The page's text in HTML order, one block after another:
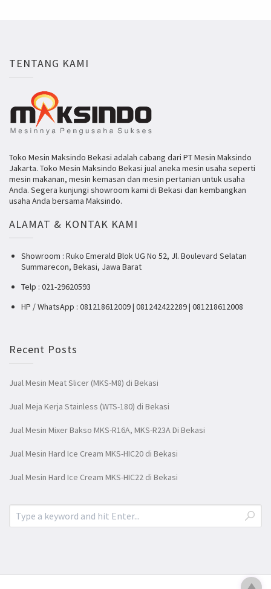
TENTANG KAMI
Toko Mesin Maksindo Bekasi adalah cabang dari PT Mesin Maksindo
Jakarta. Toko Mesin Maksindo Bekasi jual aneka mesin usaha seperti
mesin makanan, mesin kemasan dan mesin pertanian untuk usaha
Anda. Segera kunjungi showroom kami di Bekasi dan kembangkan
usaha Anda bersama Maksindo.
ALAMAT & KONTAK KAMI
Showroom : Ruko Emerald Blok UG No 52, Jl. Boulevard Selatan
Summarecon, Bekasi, Jawa Barat
Telp : 021-29620593
HP / WhatsApp : 081218612009 | 081242422289 | 081218612008
Recent Posts
Jual Mesin Meat Slicer (MKS-M8) di Bekasi
Jual Meja Kerja Stainless (WTS-180) di Bekasi
Jual Mesin Mixer Bakso MKS-R16A, MKS-R23A Di Bekasi
Jual Mesin Hard Ice Cream MKS-HIC20 di Bekasi
Jual Mesin Hard Ice Cream MKS-HIC22 di Bekasi